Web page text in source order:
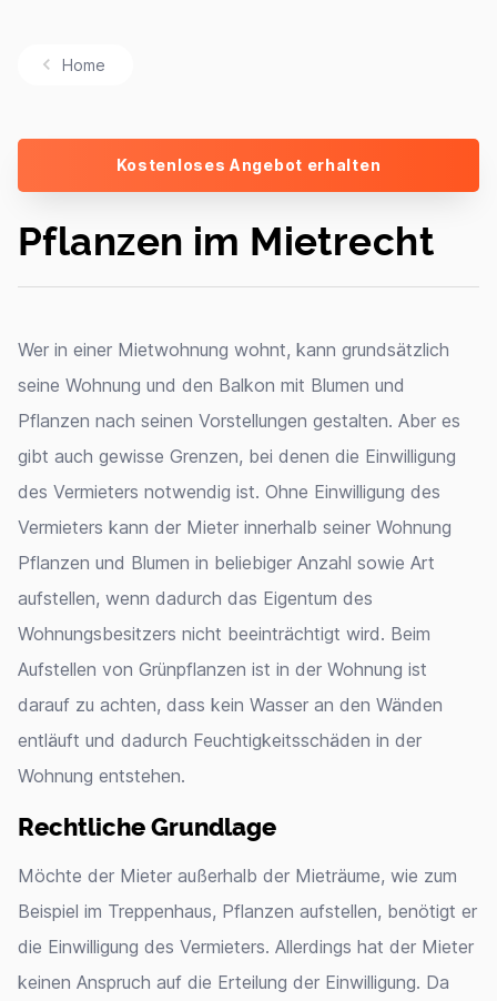
Home
Kostenloses Angebot erhalten
Pflanzen im Mietrecht
Wer in einer Mietwohnung wohnt, kann grundsätzlich
seine Wohnung und den Balkon mit Blumen und
Pflanzen nach seinen Vorstellungen gestalten. Aber es
gibt auch gewisse Grenzen, bei denen die Einwilligung
des Vermieters notwendig ist. Ohne Einwilligung des
Vermieters kann der Mieter innerhalb seiner Wohnung
Pflanzen und Blumen in beliebiger Anzahl sowie Art
aufstellen, wenn dadurch das Eigentum des
Wohnungsbesitzers nicht beeinträchtigt wird. Beim
Aufstellen von Grünpflanzen ist in der Wohnung ist
darauf zu achten, dass kein Wasser an den Wänden
entläuft und dadurch Feuchtigkeitsschäden in der
Wohnung entstehen.
Rechtliche Grundlage
Möchte der Mieter außerhalb der Mieträume, wie zum
Beispiel im Treppenhaus, Pflanzen aufstellen, benötigt er
die Einwilligung des Vermieters. Allerdings hat der Mieter
keinen Anspruch auf die Erteilung der Einwilligung. Da